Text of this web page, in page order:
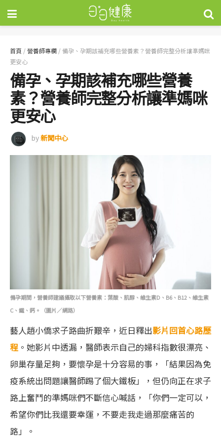
首頁 /營養師專欄 / 備孕、孕期該補充哪些營養素？營養師完整分析讓準媽咪
更安心
備孕、孕期該補充哪些營養
素？營養師完整分析讓準媽咪
更安心
by新聞中心
備孕期間，營養師建議攝取以下營養素：葉酸、肌醇、維生素D、B6、B12、維生素
C、鐵、鈣。（圖片／網路）
藝人趙小僑求子路曲折艱辛，近日釋出影片回首心路歷
程 。她影片中透漏，醫師表示自己的婦科指數很漂亮、
卵巢存量足夠，要懷孕是十分容易的事，「結果因為免
疫系統出問題讓醫師踢了個大鐵板」，但仍向正在求子
路上奮鬥的準媽咪們不斷信心喊話，「你們一定可以，
希望你們比我還要幸運，不要走我走過那麼痛苦的
路」。